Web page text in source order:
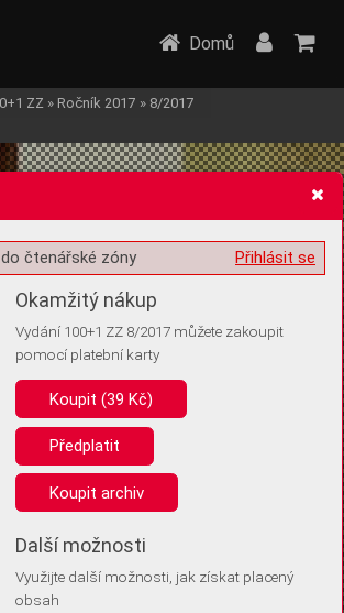
s ukládáním volitelných informací
webu nepotřebujeme ukládat žádné informace
Rádi bychom vás ale požádali o souhlas s
informací:
že se jedná o stejné zařízení, a
si ukládáme do vašeho zařízení, abychom se
Můžete je kdykoli později upravit ve Správě
Domů
ZZ » Ročník 2017 » 8/2017
Přihlásit se
čtenářské zóny
Okamžitý nákup
Vydání 100+1 ZZ 8/2017 můžete zakoupit
pomocí platební karty
Koupit (39 Kč)
Předplatit
Koupit archiv
Další možnosti
Využijte další možnosti, jak získat placený
obsah